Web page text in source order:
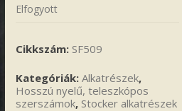
Elfogyott
Cikkszám: SF509
Kategóriák:Alkatrészek,
Hosszú nyelű, teleszkópos
szerszámok, Stocker alkatrészek